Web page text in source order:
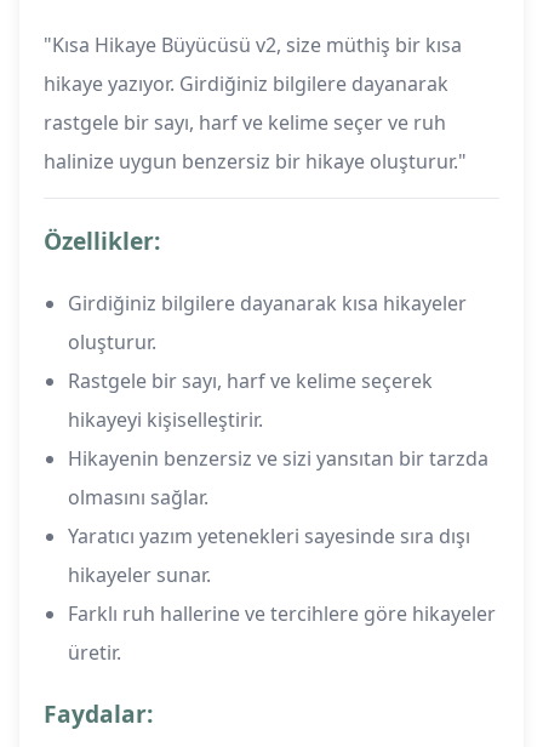
"Kısa Hikaye Büyücüsü v2, size müthiş bir kısa
hikaye yazıyor. Girdiğiniz bilgilere dayanarak
rastgele bir sayı, harf ve kelime seçer ve ruh
halinize uygun benzersiz bir hikaye oluşturur."
Özellikler:
Girdiğiniz bilgilere dayanarak kısa hikayeler
oluşturur.
Rastgele bir sayı, harf ve kelime seçerek
hikayeyi kişiselleştirir.
Hikayenin benzersiz ve sizi yansıtan bir tarzda
olmasını sağlar.
Yaratıcı yazım yetenekleri sayesinde sıra dışı
hikayeler sunar.
Farklı ruh hallerine ve tercihlere göre hikayeler
üretir.
Faydalar: